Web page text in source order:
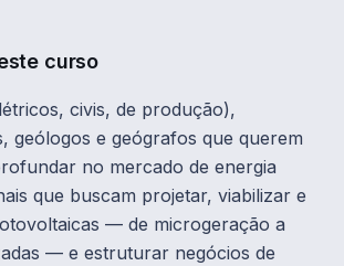
curso
civis, de produção),
geólogos e geógrafos que querem
no mercado de energia
que buscam projetar, viabilizar e
— de microgeração a
— e estruturar negócios de